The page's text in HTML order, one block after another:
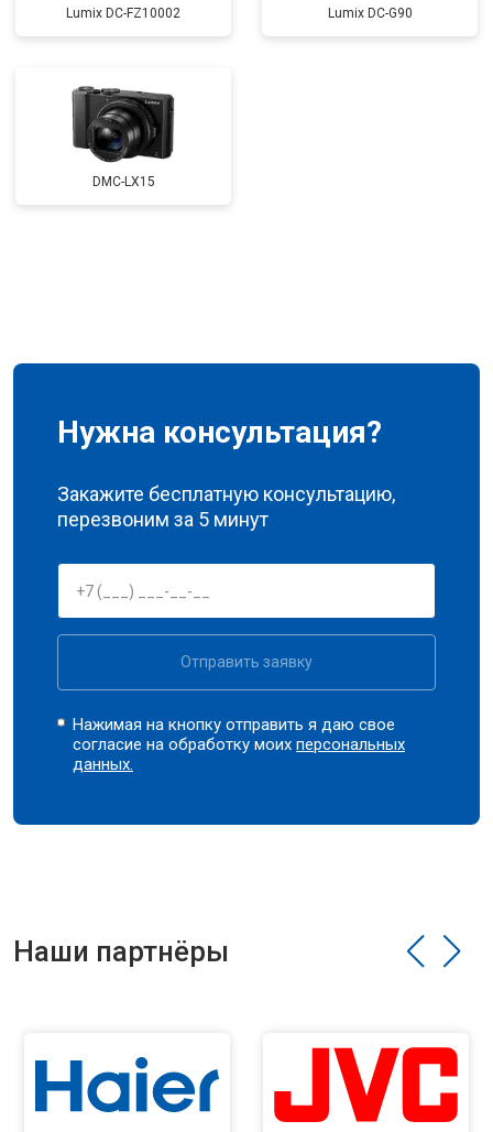
Lumix DC-FZ10002 Lumix DC-G90
DMC-LX15
Нужна консультация?
Закажите бесплатную консультацию,
перезвоним за 5 минут
Отправить заявку
Нажимая на кнопку отправить я даю свое
согласие на обработку моихперсональных
данных.
Наши партнёры